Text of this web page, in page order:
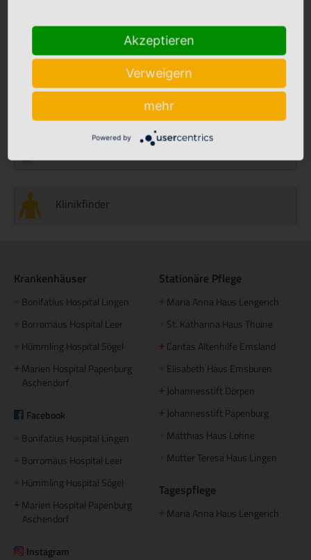
Stellenmarkt
Klinikfinder
Krankenhäuser
+ Bonifatius Hospital Lingen
+ Borromäus Hospital Leer
+ Hümmling Hospital Sögel
+ Marien Hospital Papenburg
Aschendorf
Facebook
+ Bonifatius Hospital Lingen
+ Borromäus Hospital Leer
+ Hümmling Hospital Sögel
+ Marien Hospital Papenburg
Aschendorf
Instagram
Stationäre Pflege
+ Maria Anna Haus Lengerich
+ St. Katharina Haus Thuine
+ Caritas Altenhilfe Emsland
Elisabeth Haus Emsbüren
+ Johannesstift Dörpen
+ Johannesstift Papenburg
+ Matthias Haus Lohne
+ Mutter Teresa Haus Lingen
Tagespflege
+ Maria Anna Haus Lengerich
Akzeptieren
Verweigern
mehr
Powered by